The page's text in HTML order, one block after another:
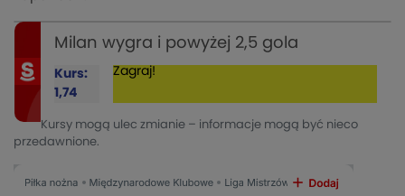
Milan wygra i powyżej 2,5 gola
Kurs:
1,74
Zagraj!
Kursy mogą ulec zmianie – informacje mogą być nieco
przedawnione.